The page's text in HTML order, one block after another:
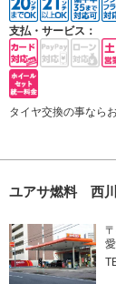
支払・サービス：
タイヤ交換の事なら
ユアサ燃料 西